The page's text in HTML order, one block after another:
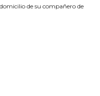
de su compañero de